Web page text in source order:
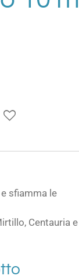
sfiamma le
Centauria e